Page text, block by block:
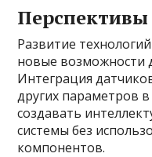
Перспективы
Развитие
новые возможности
Интеграция
других параметров
создавать
системы без
компонентов.